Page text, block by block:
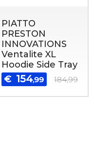
PIATTO
PRESTON
INNOVATIONS
Ventalite XL
Hoodie Side Tray
€ 154,99 184,99